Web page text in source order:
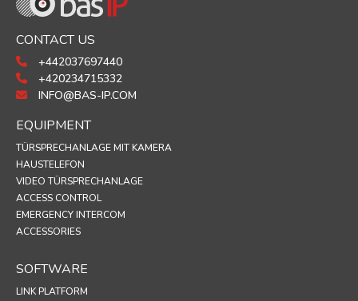
CONTACT US
+442037697440
+420234715332
INFO@BAS-IP.COM
EQUIPMENT
TÜRSPRECHANLAGE MIT KAMERA
HAUSTELEFON
VIDEO TÜRSPRECHANLAGE
ACCESS CONTROL
EMERGENCY INTERCOM
ACCESSORIES
SOFTWARE
LINK PLATFORM